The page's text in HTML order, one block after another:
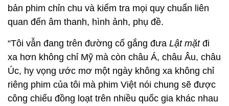
bản phim chỉn chu và kiểm tra mọi quy chuẩn liên
quan đến âm thanh, hình ảnh, phụ đề.
“Tôi vẫn đang trên đường cố gắng đưa Lật mặtđi
xa hơn không chỉ Mỹ mà còn châu Á, châu Âu, châu
Úc, hy vọng ước mơ một ngày không xa không chỉ
riêng phim của tôi mà phim Việt nói chung sẽ được
công chiếu đồng loạt trên nhiều quốc gia khác nhau